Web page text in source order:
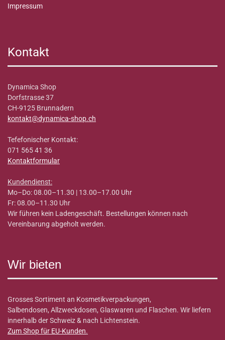
Impressum
Kontakt
Dynamica Shop
Dorfstrasse 37
CH-9125 Brunnadern
kontakt@dynamica-shop.ch
Tefefonischer Kontakt:
071 565 41 36
Kontaktformular
Kundendienst:
Mo–Do: 08.00–11.30 | 13.00–17.00 Uhr
Fr: 08.00–11.30 Uhr
Wir führen kein Ladengeschäft. Bestellungen können nach
Vereinbarung abgeholt werden.
Wir bieten
Grosses Sortiment an Kosmetikverpackungen,
Salbendosen, Allzweckdosen, Glaswaren und Flaschen. Wir liefern
innerhalb der Schweiz & nach Lichtenstein.
Zum Shop für EU-Kunden.